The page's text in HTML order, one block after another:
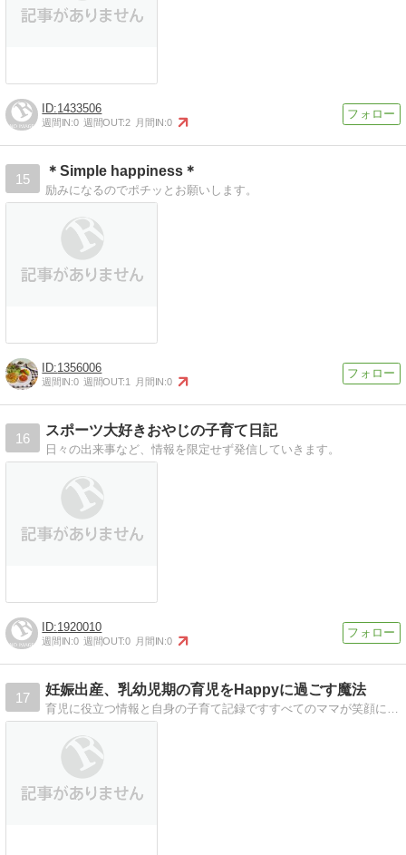
1433506
週間IN:0 週間OUT:2 月間IN:0
15
＊Simple happiness＊
励みになるのでポチッとお願いします。
1356006
週間IN:0 週間OUT:1 月間IN:0
16
スポーツ大好きおやじの子育て日記
日々の出来事など、情報を限定せず発信していきます。
1920010
週間IN:0 週間OUT:0 月間IN:0
17
妊娠出産、乳幼児期の育児をHappyに過ごす魔法